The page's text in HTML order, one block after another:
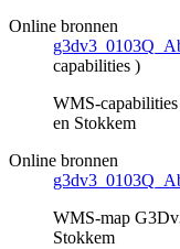
Online bronnen
capabilities )
WMS-
en Stokkem
Online bronnen
WMS-map
Stokkem